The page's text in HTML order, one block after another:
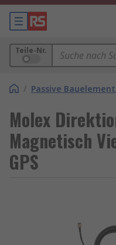
Teile-Nr.
/ Passive
Molex
Magnetisch
GPS